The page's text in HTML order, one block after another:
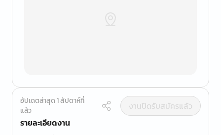
อัปเดตล่าสุด 1 สัปดาห์ที่
แล้ว
งานปิดรับสมัครแล้ว
รายละเอียดงาน